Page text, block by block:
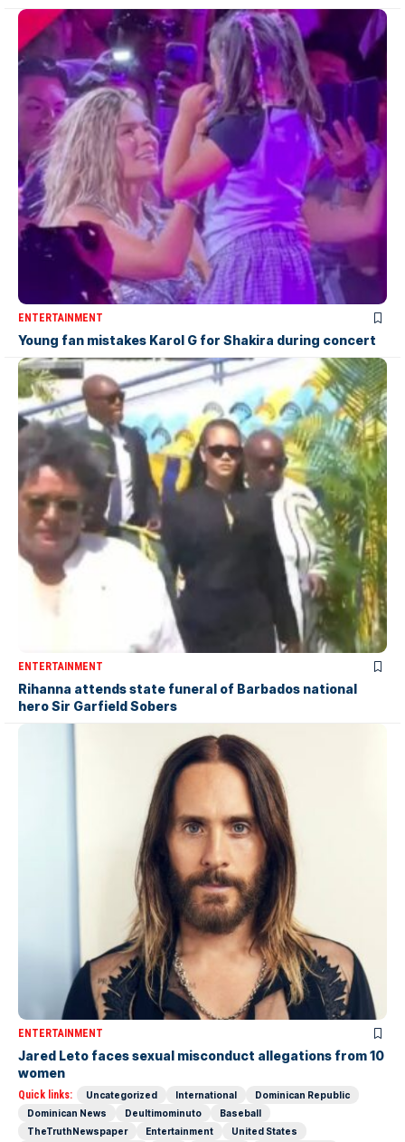
ENTERTAINMENT
Young fan mistakes Karol G for Shakira during concert
ENTERTAINMENT
Rihanna attends state funeral of Barbados national
hero Sir Garfield Sobers
ENTERTAINMENT
Jared Leto faces sexual misconduct allegations from 10
women
Quick links: Uncategorized International
Dominican Republic
Dominican News
Deultimominuto
Baseball
TheTruthNewspaper
Entertainment
United States